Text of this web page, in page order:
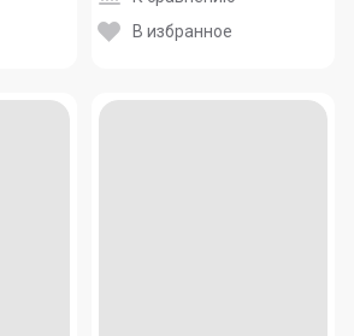
В избранное